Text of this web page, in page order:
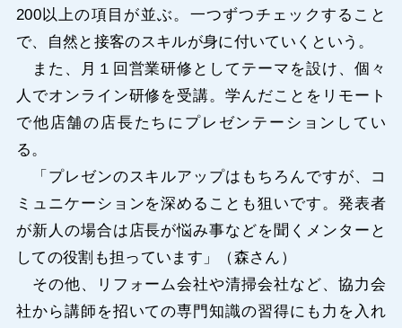
200以上の項目が並ぶ。一つずつチェックすること
で、自然と接客のスキルが身に付いていくという。
また、月１回営業研修としてテーマを設け、個々
人でオンライン研修を受講。学んだことをリモート
で他店舗の店長たちにプレゼンテーションしてい
る。
「プレゼンのスキルアップはもちろんですが、コ
ミュニケーションを深めることも狙いです。発表者
が新人の場合は店長が悩み事などを聞くメンターと
しての役割も担っています」（森さん）
その他、リフォーム会社や清掃会社など、協力会
社から講師を招いての専門知識の習得にも力を入れ